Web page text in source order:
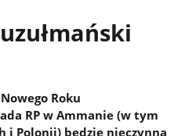
Roku
RP w Ammanie (w tym
i Polonii) będzie nieczynna